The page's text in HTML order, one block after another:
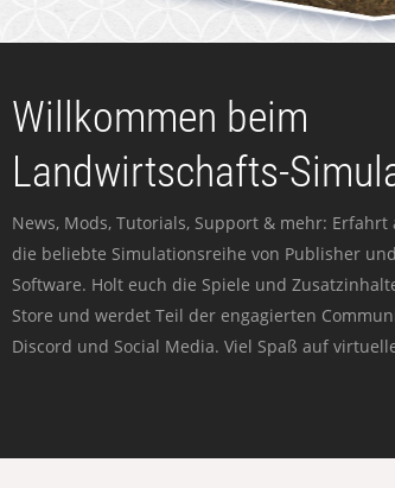
Willkommen beim
Landwirtschafts-
News, Mods, Tutorials, Support & mehr:
die beliebte Simulationsreihe von Publisher
Software. Holt euch die Spiele und
Store und werdet Teil der engagierten
Discord und Social Media. Viel Spaß auf